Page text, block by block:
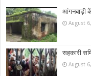
आंगनबाड़ी
August
सहकारी
August